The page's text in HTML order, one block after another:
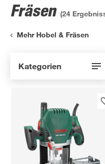
Fräsen (24
Mehr Hobel & Fräsen
Kategorien